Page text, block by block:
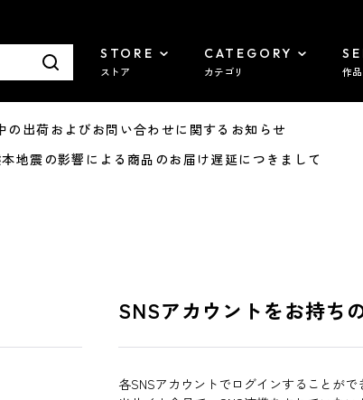
STORE
ストア
CATEGORY
カテゴリ 作品
出荷およびお問い合わせに関するお知らせ
震の影響による商品のお届け遅延につきまして
SNSアカウントをお持ち
各SNSアカウントでログインすることがで